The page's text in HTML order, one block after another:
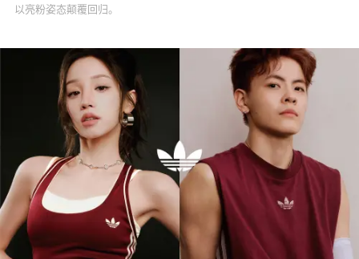
以亮粉姿态颠覆回归。